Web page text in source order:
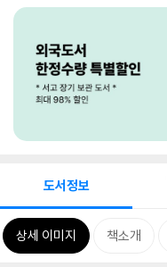
도서정보
상세 이미지 책소개